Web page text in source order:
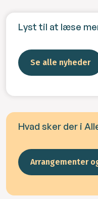
Lyst til at læse
Se alle nyheder
Hvad sker der i
Arrangementer